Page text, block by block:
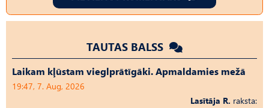
TAUTAS BALSS
Laikam kļūstam vieglprātīgāki. Apmaldamies mežā
19:47, 7. Aug, 2026
Lasītāja R. raksta: